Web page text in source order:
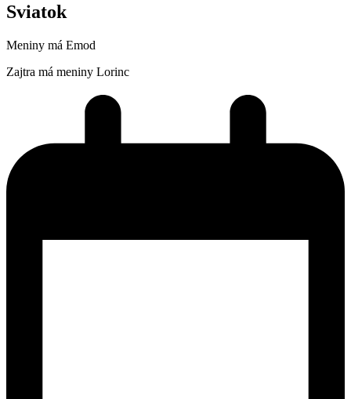
Sviatok
Meniny má Emod
Zajtra má meniny Lorinc